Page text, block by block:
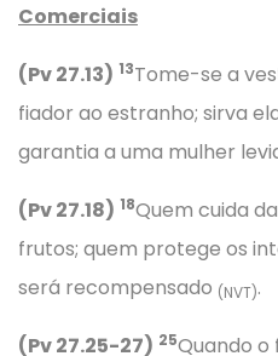
Comerciais
(Pv 27.13) 13Tome-se a
fiador ao estranho; sirva
garantia a uma mulher
(Pv 27.18) 18Quem cuida
frutos; quem protege os
será recompensado (NVT).
(Pv 27.25-27) 25Quando